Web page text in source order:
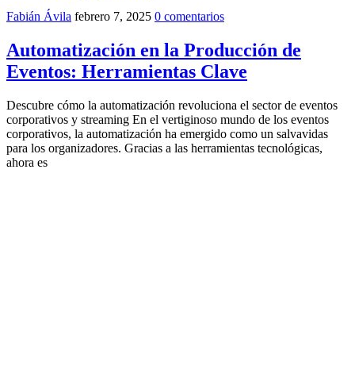
Fabián Ávila febrero 7, 2025 0 comentarios
Automatización en la Producción de
Eventos: Herramientas Clave
Descubre cómo la automatización revoluciona el sector de eventos
corporativos y streaming En el vertiginoso mundo de los eventos
corporativos, la automatización ha emergido como un salvavidas
para los organizadores. Gracias a las herramientas tecnológicas,
ahora es